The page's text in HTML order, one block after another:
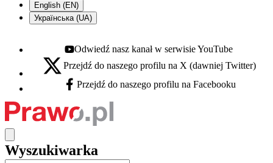
English (EN)
Українська (UA)
Youtube - otwiera się w nowej karcie
Odwiedź nasz kanał w serwisie YouTube
X - otwiera się w nowej karcie
Przejdź do naszego profilu na X (dawniej Twitter)
Facebook - otwiera się w nowej karcie
Przejdź do naszego profilu na Facebooku
Wyszukiwarka